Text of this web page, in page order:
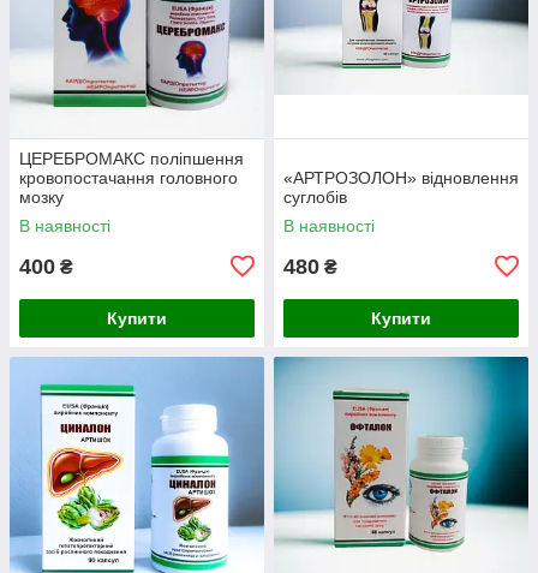
ЦЕРЕБРОМАКС поліпшення
кровопостачання головного
мозку
В наявності
400 ₴
Купити
«АРТРОЗОЛОН» відновлення
суглобів
В наявності
480 ₴
Купити